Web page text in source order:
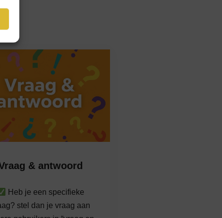
& antwoord
Heb je een specifieke
stel dan je vraag aan